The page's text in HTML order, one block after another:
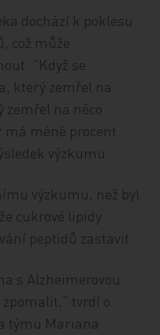
dochází k poklesu
což může
"Když se
který zemřel na
zemřel na něco
má méně procent
výzkumu.
výzkumu, než byl
cukrové lipidy
peptidů zastavit.
s Alzheimerovou
tvrdí o
týmu Mariana